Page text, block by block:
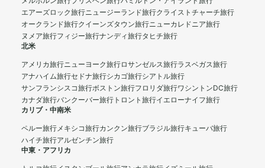
エアーズロック旅行ニュージーランド旅行クライストチャーチ旅行
オークランド旅行クイーンズタウン旅行ニューカレドニア旅行
ヌメア旅行フィジー旅行ナンディ旅行タヒチ旅行
北米
アメリカ旅行ニューヨーク旅行ロサンゼルス旅行ラスベガス旅行
アナハイム旅行セドナ旅行シカゴ旅行シアトル旅行
サンフランシスコ旅行ボストン旅行フロリダ旅行ワシントンDC旅行
カナダ旅行バンクーバー旅行 トロント旅行イエローナイフ旅行
カリブ・中南米
ペルー旅行メキシコ旅行カンクン旅行ブラジル旅行キューバ旅行
ハイチ旅行アルゼンチン旅行
中東・アフリカ